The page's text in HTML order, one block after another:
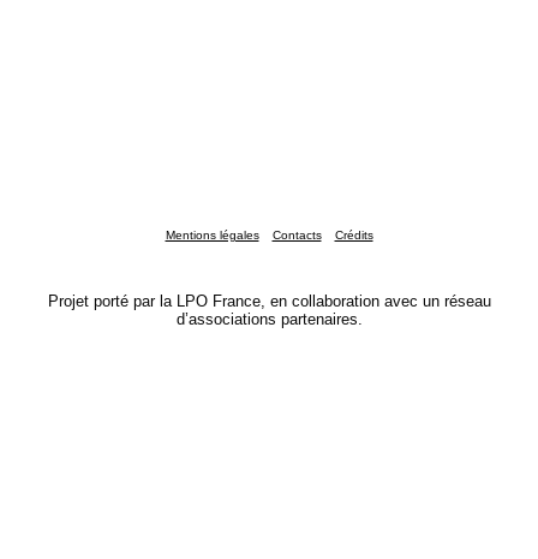
Mentions légales Contacts Crédits
Projet porté par la LPO France, en collaboration avec un réseau
d’associations partenaires.